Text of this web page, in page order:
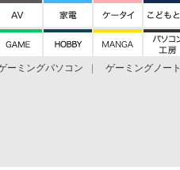
ーミングパソコン ゲーミングノート